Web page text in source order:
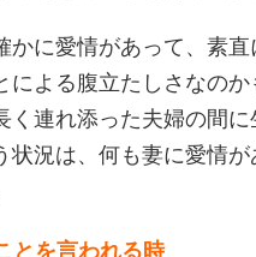
かに愛情があって、素
による腹立たしさなのか
く連れ添った夫婦の間
状況は、何も妻に愛情
とを言われる時